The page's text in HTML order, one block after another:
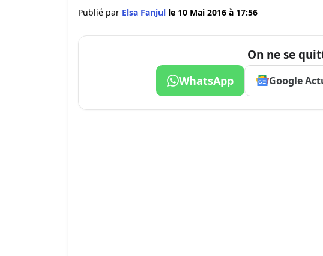
Publié par Elsa Fanjul le 10 Mai 2016 à 17:56
On ne se
WhatsApp Google